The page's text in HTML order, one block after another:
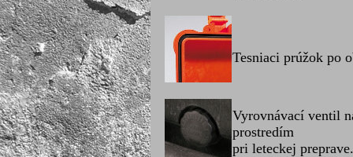
Tesniaci prúžok po
Vyrovnávací ventil
prostredím
pri leteckej preprave.